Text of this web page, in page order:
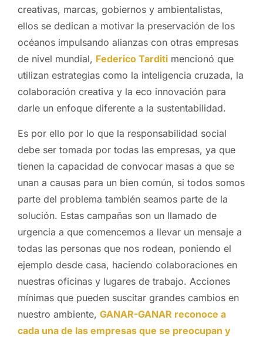
creativas, marcas, gobiernos y ambientalistas,
ellos se dedican a motivar la preservación de los
océanos impulsando alianzas con otras empresas
de nivel mundial, Federico Tarditi mencionó que
utilizan estrategias como la inteligencia cruzada, la
colaboración creativa y la eco innovación para
darle un enfoque diferente a la sustentabilidad.
Es por ello por lo que la responsabilidad social
debe ser tomada por todas las empresas, ya que
tienen la capacidad de convocar masas a que se
unan a causas para un bien común, si todos somos
parte del problema también seamos parte de la
solución. Estas campañas son un llamado de
urgencia a que comencemos a llevar un mensaje a
todas las personas que nos rodean, poniendo el
ejemplo desde casa, haciendo colaboraciones en
nuestras oficinas y lugares de trabajo. Acciones
mínimas que pueden suscitar grandes cambios en
nuestro ambiente, GANAR-GANAR reconoce a
cada una de las empresas que se preocupan y